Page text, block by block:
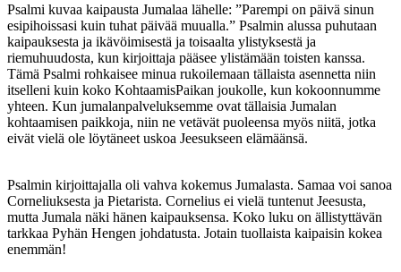
Psalmi kuvaa kaipausta Jumalaa lähelle: ”Parempi on päivä sinun
esipihoissasi kuin tuhat päivää muualla.” Psalmin alussa puhutaan
kaipauksesta ja ikävöimisestä ja toisaalta ylistyksestä ja
riemuhuudosta, kun kirjoittaja pääsee ylistämään toisten kanssa.
Tämä Psalmi rohkaisee minua rukoilemaan tällaista asennetta niin
itselleni kuin koko KohtaamisPaikan joukolle, kun kokoonnumme
yhteen. Kun jumalanpalveluksemme ovat tällaisia Jumalan
kohtaamisen paikkoja, niin ne vetävät puoleensa myös niitä, jotka
eivät vielä ole löytäneet uskoa Jeesukseen elämäänsä.
Psalmin kirjoittajalla oli vahva kokemus Jumalasta. Samaa voi sanoa
Corneliuksesta ja Pietarista. Cornelius ei vielä tuntenut Jeesusta,
mutta Jumala näki hänen kaipauksensa. Koko luku on ällistyttävän
tarkkaa Pyhän Hengen johdatusta. Jotain tuollaista kaipaisin kokea
enemmän!